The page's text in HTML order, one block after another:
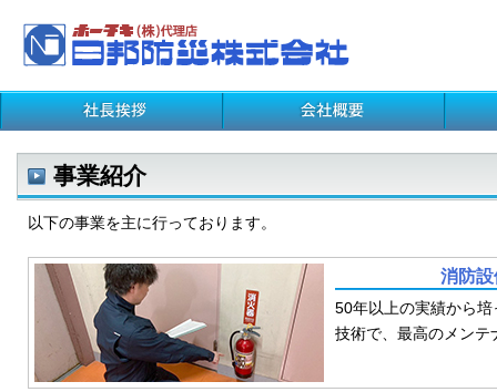
事業紹介
以下の事業を主に行っております。
消防
50年以上の実績から
技術で、最高のメンテ